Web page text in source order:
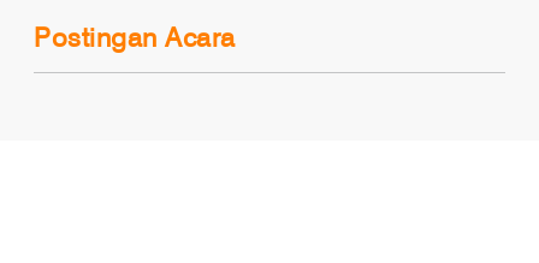
Postingan Acara